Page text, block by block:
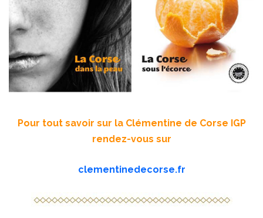
Pour tout savoir sur la Clémentine de Corse IGP
rendez-vous sur
clementinedecorse.fr